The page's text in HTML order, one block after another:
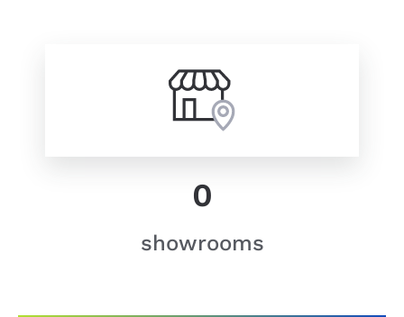
showrooms
0